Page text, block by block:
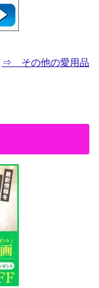
⇒ その他の愛用品